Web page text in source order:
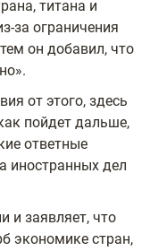
титана и
за ограничения
он добавил, что
от этого, здесь
пойдет дальше,
ответные
иностранных дел
и заявляет, что
экономике стран,